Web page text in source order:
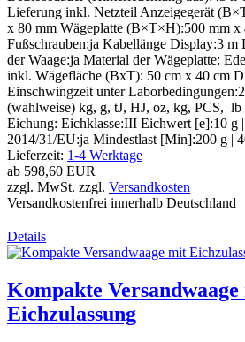
Lieferung inkl. Netzteil Anzeigegerät
x 80 mm Wägeplatte (B×T×H):500 mm x
Fußschrauben:ja Kabellänge Display:3 m
der Waage:ja Material der Wägeplatte:
inkl. Wägefläche (BxT): 50 cm x 40 cm
Einschwingzeit unter
(wahlweise) kg, g, tJ, HJ, oz, kg, PCS, lb
Eichung: Eichklasse:III Eichwert [e]:10 g
2014/31/EU:ja Mindestlast [Min]:200 g |
Lieferzeit: 1-4 Werktage
ab 598,60 EUR
zzgl. MwSt. zzgl. Versandkosten
Versandkostenfrei innerhalb Deutschland
Details
Kompakte
Eichzulassung